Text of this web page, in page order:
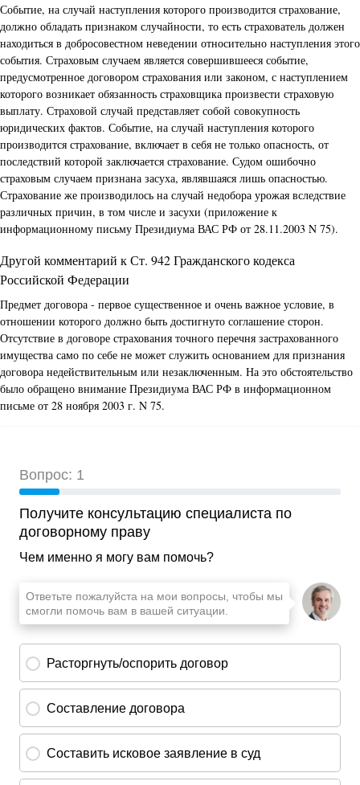
Событие, на случай наступления которого производится страхование,
должно обладать признаком случайности, то есть страхователь должен
находиться в добросовестном неведении относительно наступления этого
события. Страховым случаем является совершившееся событие,
предусмотренное договором страхования или законом, с наступлением
которого возникает обязанность страховщика произвести страховую
выплату. Страховой случай представляет собой совокупность
юридических фактов. Событие, на случай наступления которого
производится страхование, включает в себя не только опасность, от
последствий которой заключается страхование. Судом ошибочно
страховым случаем признана засуха, являвшаяся лишь опасностью.
Страхование же производилось на случай недобора урожая вследствие
различных причин, в том числе и засухи (приложение к
информационному письму Президиума ВАС РФ от 28.11.2003 N 75).
Другой комментарий к Ст. 942 Гражданского кодекса
Российской Федерации
Предмет договора - первое существенное и очень важное условие, в
отношении которого должно быть достигнуто соглашение сторон.
Отсутствие в договоре страхования точного перечня застрахованного
имущества само по себе не может служить основанием для признания
договора недействительным или незаключенным. На это обстоятельство
было обращено внимание Президиума ВАС РФ в информационном
письме от 28 ноября 2003 г. N 75.